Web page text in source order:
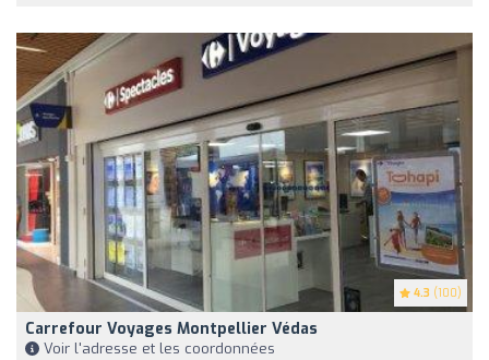
4.3 (100)
Carrefour Voyages Montpellier Védas
Voir l'adresse et les coordonnées